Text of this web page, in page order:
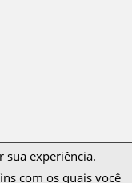
experiência.
com os quais você